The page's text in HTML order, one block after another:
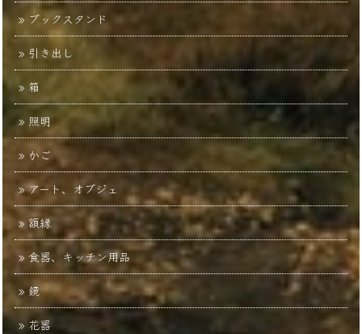
ブックスタンド
引き出し
箱
照明
かご
アート、オブジェ
額縁
食器、キッチン用品
鏡
花器